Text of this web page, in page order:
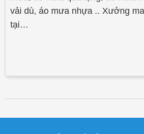
vải dù, áo mưa nhựa .. Xưởng
tại…
Post navigation